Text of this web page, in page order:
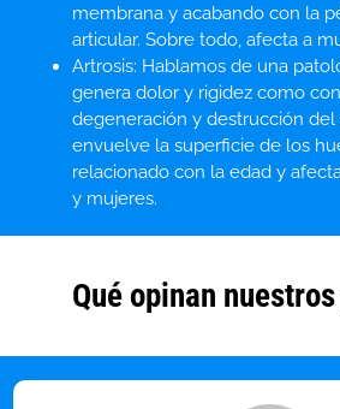
membrana y acabando con la
articular. Sobre todo, afecta a
Artrosis: Hablamos de una
genera dolor y rigidez como
degeneración y destrucción
envuelve la superficie de los
relacionado con la edad y
y mujeres.
Qué opinan